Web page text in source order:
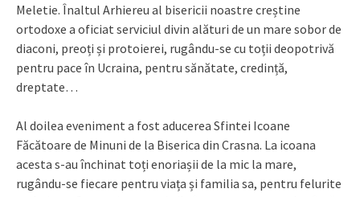
Meletie. Înaltul Arhiereu al bisericii noastre creștine
ortodoxe a oficiat serviciul divin alături de un mare sobor de
diaconi, preoți și protoierei, rugându-se cu toții deopotrivă
pentru pace în Ucraina, pentru sănătate, credință,
dreptate…
Al doilea eveniment a fost aducerea Sfintei Icoane
Făcătoare de Minuni de la Biserica din Crasna. La icoana
acesta s-au închinat toți enoriașii de la mic la mare,
rugându-se fiecare pentru viața și familia sa, pentru felurite